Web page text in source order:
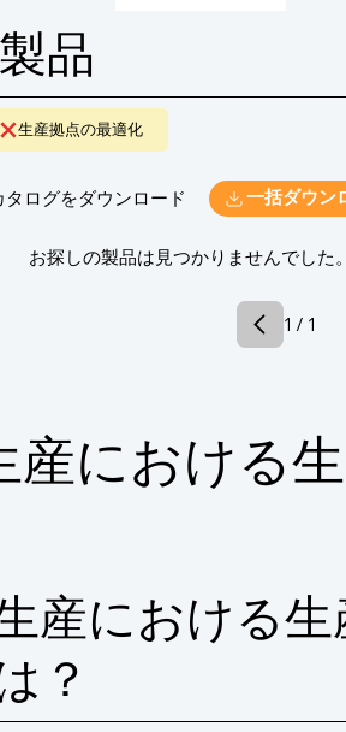
品
生産拠点の最適化
ログをダウンロード 一括ダウン
​お探しの製品は見つかりませんでした。
1 / 1
産における
産における
？